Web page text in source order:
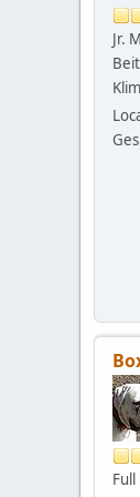
Jr.